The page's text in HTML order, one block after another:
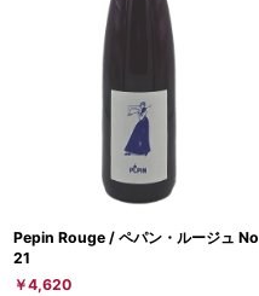
Pepin Rouge / ペパン・ルージュ No
21
￥4,620